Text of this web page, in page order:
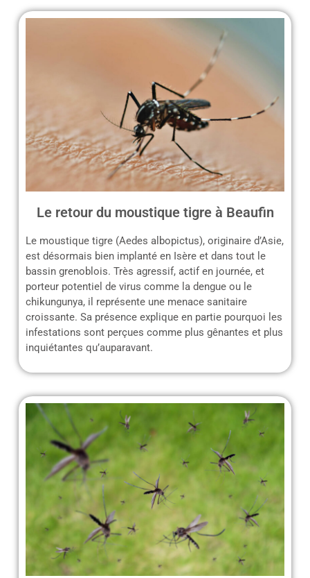
Le retour du moustique tigre à Beaufin
Le moustique tigre (Aedes albopictus), originaire d’Asie,
est désormais bien implanté en Isère et dans tout le
bassin grenoblois. Très agressif, actif en journée, et
porteur potentiel de virus comme la dengue ou le
chikungunya, il représente une menace sanitaire
croissante. Sa présence explique en partie pourquoi les
infestations sont perçues comme plus gênantes et plus
inquiétantes qu’auparavant.